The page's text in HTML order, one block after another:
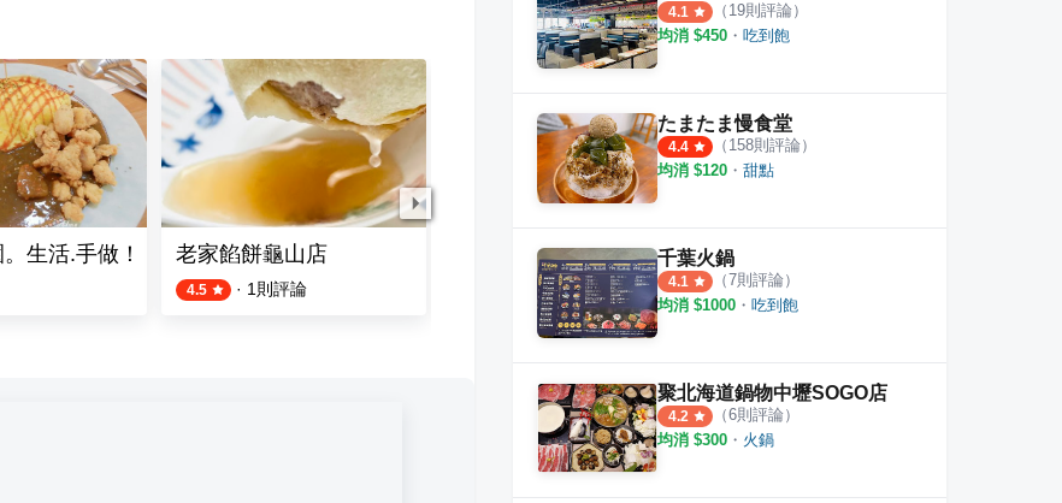
生活.手做！ 老家餡餅龜山店
4.5 · 1 則評論
亭仔腳古早味
20則評論 1則評論
4.1 （ 19則評論）
均消 $450 ・ 吃到飽
たまたま慢食堂
4.4 （ 158則評論）
均消 $120 ・ 甜點
千葉火鍋
4.1 （7則評論）
均消 $1000 ・ 吃到飽
聚北海道鍋物中壢SOGO店
4.2 （6則評論）
均消 $300 ・ 火鍋